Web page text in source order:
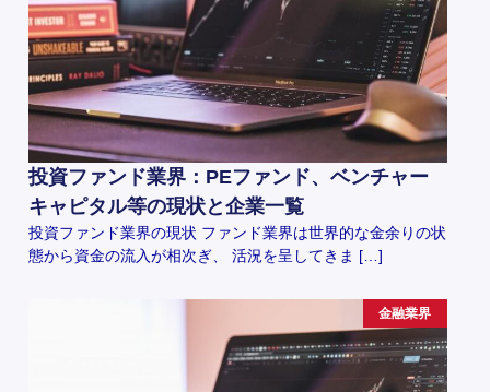
投資ファンド業界：PEファンド、ベンチャー
キャピタル等の現状と企業一覧
投資ファンド業界の現状 ファンド業界は世界的な金余りの状
態から資金の流入が相次ぎ、 活況を呈してきま […]
金融業界